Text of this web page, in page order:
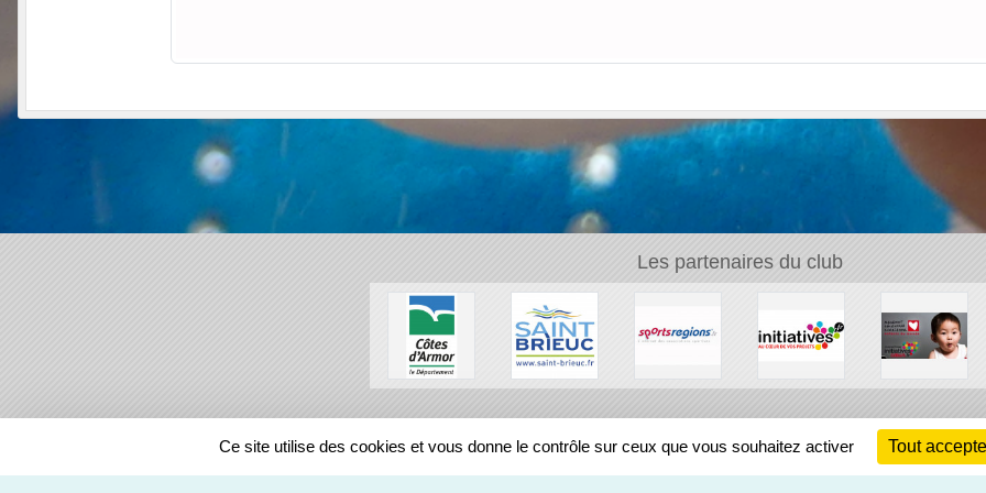
Les partenaires du club
REGIONS
Ce site utilise des cookies et vous donne le contrôle sur ceux que vous souhaitez activer Tout